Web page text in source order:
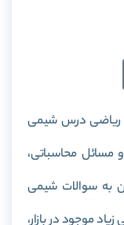
ریاضی درس شیمی
مسائل محاسباتی،
به سوالات شیمی
موجود در بازار،